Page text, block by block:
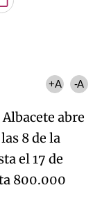
Copiar
+A -A
abre
8 de la
el 17 de
800.000